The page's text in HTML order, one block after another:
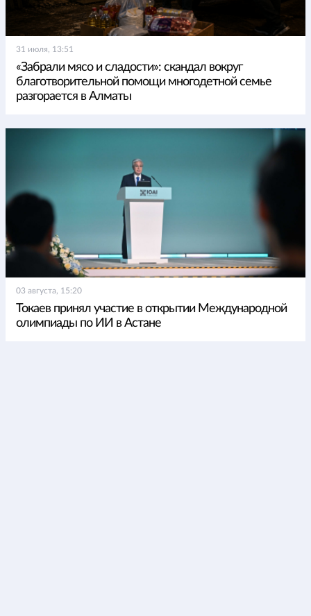
31 июля, 13:51
«Забрали мясо и сладости»: скандал вокруг
благотворительной помощи многодетной семье
разгорается в Алматы
03 августа, 15:20
Токаев принял участие в открытии Международной
олимпиады по ИИ в Астане